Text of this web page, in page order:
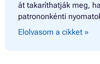
át takaríthatják meg,
patrononkénti
Elolvasom a cikket »